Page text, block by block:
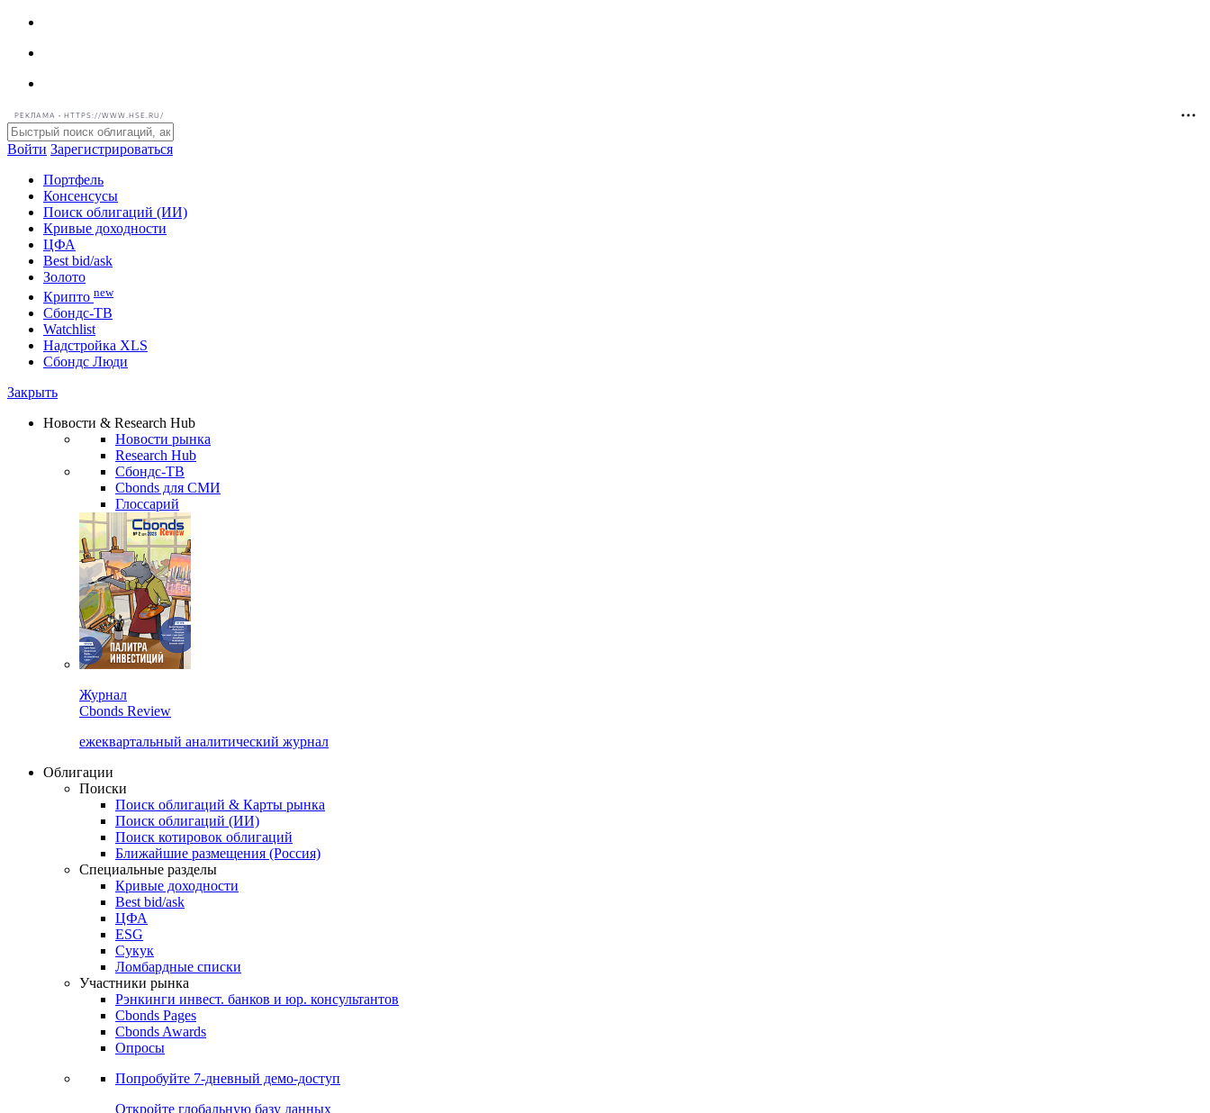
РЕКЛАМА • HTTPS://WWW.HSE.RU/
Войти Зарегистрироваться
Портфель
Консенсусы
Поиск облигаций (ИИ)
Кривые доходности
ЦФА
Best bid/ask
Золото
Криптоnew
Сбондс-ТВ
Надстройка XLS
Сбондс Люди
Новости & Research Hub
Новости рынка
Research Hub
Сбондс-ТВ
Cbonds для СМИ
Глоссарий
Журнал
Cbonds Review
ежеквартальный аналитический журнал
Облигации
Поиски
Поиск облигаций & Карты рынка
Поиск облигаций (ИИ)
Поиск котировок облигаций
Ближайшие размещения (Россия)
Специальные разделы
Кривые доходности
Best bid/ask
ЦФА
ESG
Сукук
Ломбардные списки
Участники рынка
Рэнкинги инвест. банков и юр. консультантов
Cbonds Pages
Cbonds Awards
Опросы